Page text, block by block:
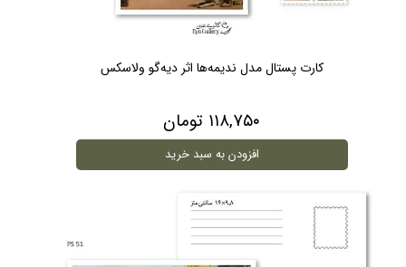
کارت پستال مدل ندیمه‌ها اثر دیه‌گو ولاسکس
۱۱۸,۷۵۰ تومان
افزودن به سبد خرید